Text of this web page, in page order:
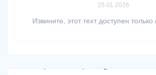
25.01.2026
Извините, этот техт доступен только